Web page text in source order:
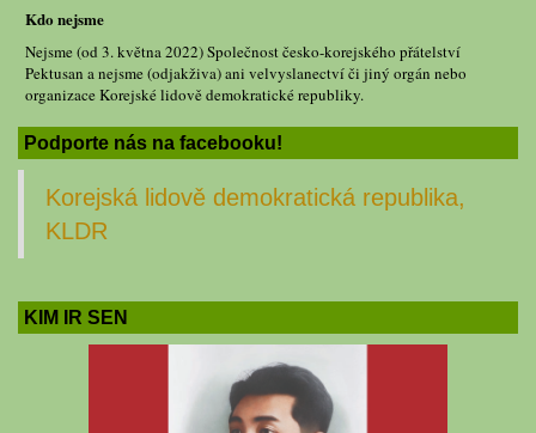
Kdo nejsme
Nejsme (od 3. května 2022) Společnost česko-korejského přátelství
Pektusan a nejsme (odjakživa) ani velvyslanectví či jiný orgán nebo
organizace Korejské lidově demokratické republiky.
Podporte nás na facebooku!
Korejská lidově demokratická republika,
KLDR
KIM IR SEN